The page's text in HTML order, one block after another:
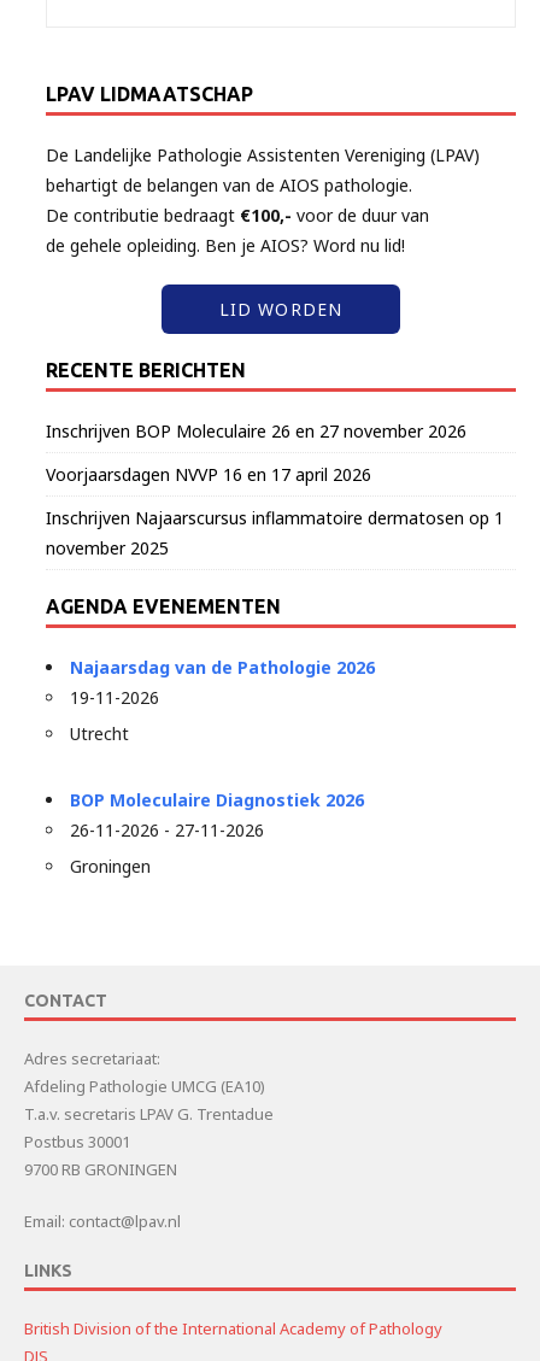
LPAV LIDMAATSCHAP
De Landelijke Pathologie Assistenten Vereniging (LPAV)
behartigt de belangen van de AIOS pathologie.
De contributie bedraagt €100,- voor de duur van
de gehele opleiding. Ben je AIOS? Word nu lid!
LID WORDEN
RECENTE BERICHTEN
Inschrijven BOP Moleculaire 26 en 27 november 2026
Voorjaarsdagen NVVP 16 en 17 april 2026
Inschrijven Najaarscursus inflammatoire dermatosen op 1
november 2025
AGENDA EVENEMENTEN
Najaarsdag van de Pathologie 2026
19-11-2026
Utrecht
BOP Moleculaire Diagnostiek 2026
26-11-2026 - 27-11-2026
Groningen
CONTACT
Adres secretariaat:
Afdeling Pathologie UMCG (EA10)
T.a.v. secretaris LPAV G. Trentadue
Postbus 30001
9700 RB GRONINGEN
Email: contact@lpav.nl
LINKS
British Division of the International Academy of Pathology
DJS